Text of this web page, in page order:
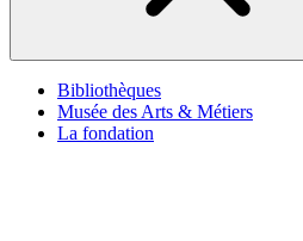
Bibliothèques
Musée des Arts & Métiers
La fondation